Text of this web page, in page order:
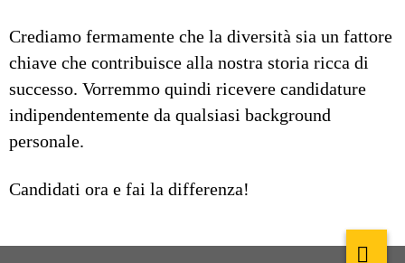
Crediamo fermamente che la diversità sia un fattore
chiave che contribuisce alla nostra storia ricca di
successo. Vorremmo quindi ricevere candidature
indipendentemente da qualsiasi background
personale.
Candidati ora e fai la differenza!